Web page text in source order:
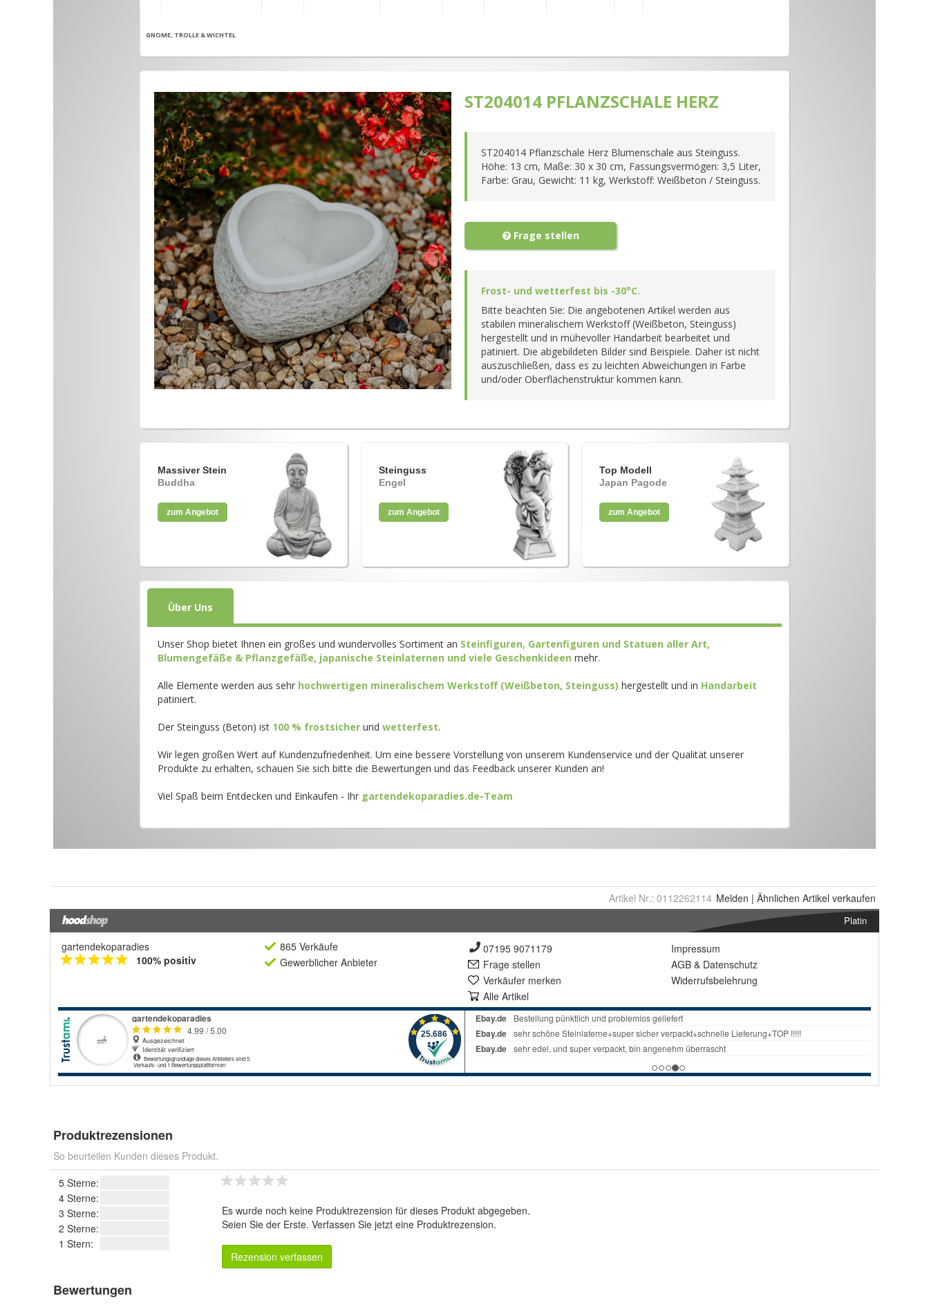
Artikel Nr.: 0112262114 Melden | Ähnlichen Artikel verkaufen
Platin
gartendekoparadies
100% positiv
865 Verkäufe
Gewerblicher Anbieter
07195 9071179
Frage stellen
Verkäufer merken
Alle Artikel
Impressum
AGB & Datenschutz
Widerrufsbelehrung
Produktrezensionen
So beurteilen Kunden dieses Produkt.
5 Sterne:
4 Sterne:
3 Sterne:
2 Sterne:
1 Stern:
Es wurde noch keine Produktrezension für dieses Produkt abgegeben.
Seien Sie der Erste. Verfassen Sie jetzt eine Produktrezension.
Rezension verfassen
Bewertungen